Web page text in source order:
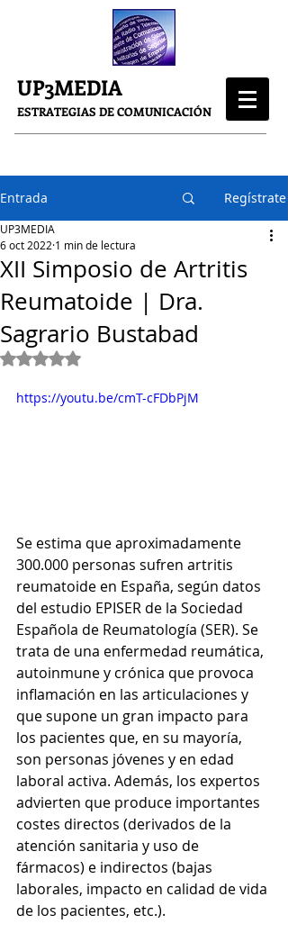
UP3MEDIA
ESTRATEGIAS DE COMUNICACIÓN
Entrada Regístrate
XII Simposio de Artritis
Reumatoide | Dra.
Sagrario Bustabad
UP3MEDIA
6 oct 2022 1 min de lectura
Obtuvo NaN de 5 estrellas.
https://youtu.be/cmT-cFDbPjM
Se estima que aproximadamente
300.000 personas sufren artritis
reumatoide en España, según datos
del estudio EPISER de la Sociedad
Española de Reumatología (SER). Se
trata de una enfermedad reumática,
autoinmune y crónica que provoca
inflamación en las articulaciones y
que supone un gran impacto para
los pacientes que, en su mayoría,
son personas jóvenes y en edad
laboral activa. Además, los expertos
advierten que produce importantes
costes directos (derivados de la
atención sanitaria y uso de
fármacos) e indirectos (bajas
laborales, impacto en calidad de vida
de los pacientes, etc.).